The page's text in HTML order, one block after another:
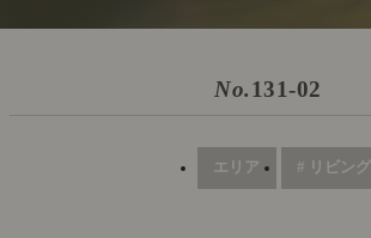
No.131-02
エリア # リビング